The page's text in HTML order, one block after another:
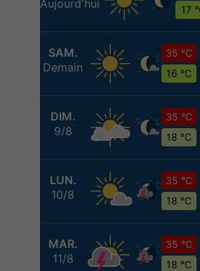
Aujourd'hui
17
SAM.
Demain
35 °C
16 °C
DIM.
9/8
35 °C
18 °C
LUN.
10/8
35 °C
18 °C
MAR.
11/8
35 °C
18 °C